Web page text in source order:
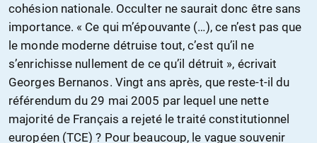
cohésion nationale. Occulter ne saurait donc être sans
importance. « Ce qui m’épouvante (…), ce n’est pas que
le monde moderne détruise tout, c’est qu’il ne
s’enrichisse nullement de ce qu’il détruit », écrivait
Georges Bernanos. Vingt ans après, que reste-t-il du
référendum du 29 mai 2005 par lequel une nette
majorité de Français a rejeté le traité constitutionnel
européen (TCE) ? Pour beaucoup, le vague souvenir